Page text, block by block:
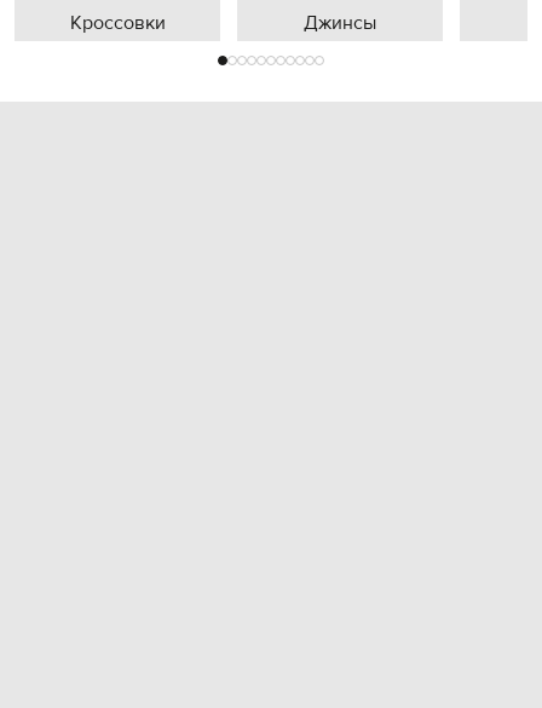
Кроссовки Джинсы